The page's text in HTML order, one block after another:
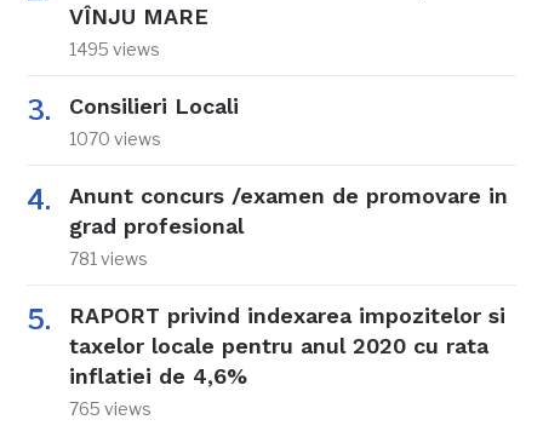
VÎNJU MARE
1495 views
Consilieri Locali
1070 views
Anunt concurs /examen de promovare in
grad profesional
781 views
RAPORT privind indexarea impozitelor si
taxelor locale pentru anul 2020 cu rata
inflatiei de 4,6%
765 views